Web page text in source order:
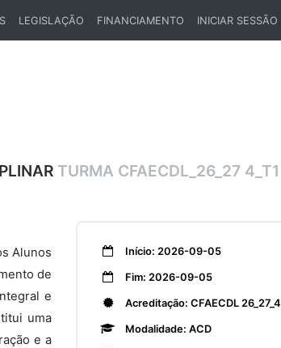
LEGISLAÇÃO FINANCIAMENTO INICIAR SESSÃO
TURMA CFAECDL_26_27 4_T1
Alunos
de
e
uma
e a
Início: 2026-09-05
Fim: 2026-09-05
Acreditação: CFAECDL 26_27_4
Modalidade: ACD